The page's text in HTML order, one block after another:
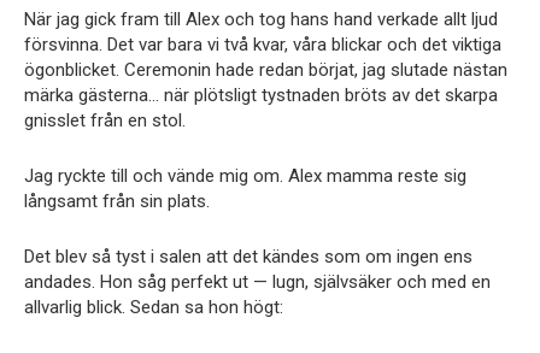
När jag gick fram till Alex och tog hans hand verkade allt ljud
försvinna. Det var bara vi två kvar, våra blickar och det viktiga
ögonblicket. Ceremonin hade redan börjat, jag slutade nästan
märka gästerna… när plötsligt tystnaden bröts av det skarpa
gnisslet från en stol.
Jag ryckte till och vände mig om. Alex mamma reste sig
långsamt från sin plats.
Det blev så tyst i salen att det kändes som om ingen ens
andades. Hon såg perfekt ut — lugn, självsäker och med en
allvarlig blick. Sedan sa hon högt: